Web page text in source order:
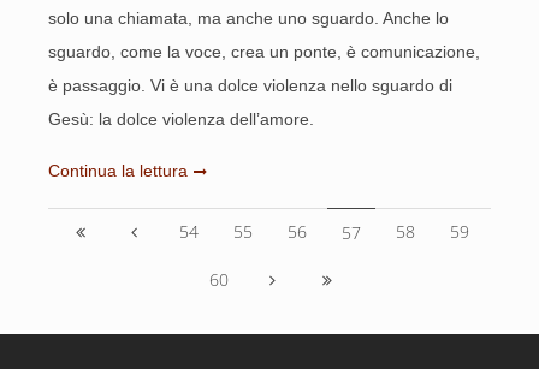
solo una chiamata, ma anche uno sguardo. Anche lo
sguardo, come la voce, crea un ponte, è comunicazione,
è passaggio. Vi è una dolce violenza nello sguardo di
Gesù: la dolce violenza dell’amore.
Continua la lettura
54 55 56 57 58 59
60